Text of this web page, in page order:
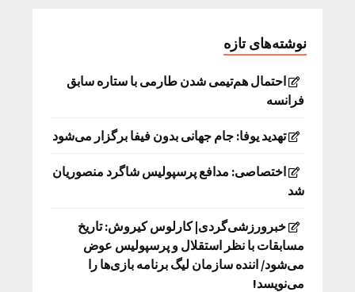
نوشته‌های تازه
احتمال هم‌تیمی شدن طارمی با ستاره سابق
فرانسه
تهدید یوفا: جام جهانی بدون فیفا برگزار می‌شود
اختصاصی: مدافع پرسپولیس شاگرد منصوریان
شد
خبرورزشی‌گردی| کارلوس کیروش: تاریخ
مسابقات با نظر استقلال و پرسپولیس عوض
می‌شود/ اننده سازمان لیگ برنامه بازی‌ها را
می‌نویسد!